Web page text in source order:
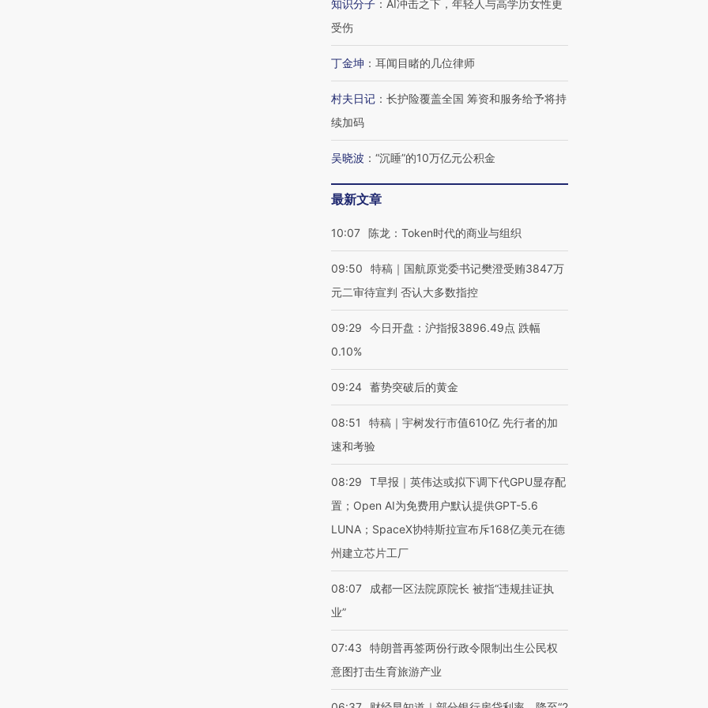
知识分子 ： AI冲击之下，年轻人与高学历女性更
受伤
丁金坤 ： 耳闻目睹的几位律师
村夫日记 ： 长护险覆盖全国 筹资和服务给予将持
续加码
吴晓波 ： “沉睡”的10万亿元公积金
最新文章
10:07 陈龙：Token时代的商业与组织
09:50
特稿｜国航原党委书记樊澄受贿3847万
元二审待宣判 否认大多数指控
09:29
今日开盘：沪指报3896.49点 跌幅
0.10%
09:24 蓄势突破后的黄金
08:51
特稿｜宇树发行市值610亿 先行者的加
速和考验
08:29
T早报｜英伟达或拟下调下代GPU显存配
置；Open AI为免费用户默认提供GPT-5.6
LUNA；SpaceX协特斯拉宣布斥168亿美元在德
州建立芯片工厂
08:07
成都一区法院原院长 被指“违规挂证执
业”
07:43
特朗普再签两份行政令限制出生公民权
意图打击生育旅游产业